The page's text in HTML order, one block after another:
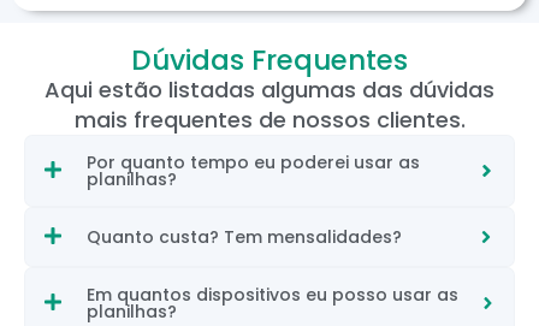
Dúvidas Frequentes
Aqui estão listadas algumas das dúvidas
mais frequentes de nossos clientes.
Por quanto tempo eu poderei usar as
planilhas?
Quanto custa? Tem mensalidades?
Em quantos dispositivos eu posso usar as
planilhas?